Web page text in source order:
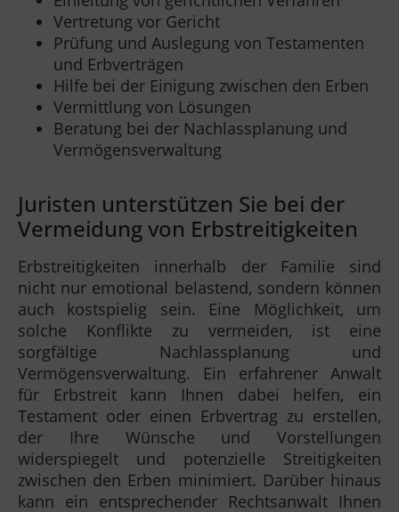
Vertretung vor Gericht
Prüfung und Auslegung von Testamenten
und Erbverträgen
Hilfe bei der Einigung zwischen den Erben
Vermittlung von Lösungen
Beratung bei der Nachlassplanung und
Vermögensverwaltung
Juristen unterstützen Sie bei der
Vermeidung von Erbstreitigkeiten
Erbstreitigkeiten innerhalb der Familie sind
nicht nur emotional belastend, sondern können
auch kostspielig sein. Eine Möglichkeit, um
solche Konflikte zu vermeiden, ist eine
sorgfältige Nachlassplanung und
Vermögensverwaltung. Ein erfahrener Anwalt
für Erbstreit kann Ihnen dabei helfen, ein
Testament oder einen Erbvertrag zu erstellen,
der Ihre Wünsche und Vorstellungen
widerspiegelt und potenzielle Streitigkeiten
zwischen den Erben minimiert. Darüber hinaus
kann ein entsprechender Rechtsanwalt Ihnen